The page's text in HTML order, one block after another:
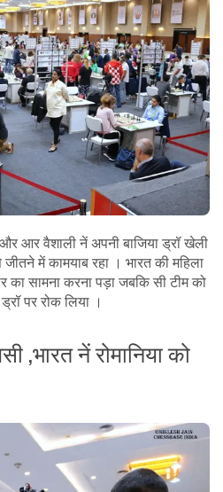
और आर वैशाली नें अपनी बाजिया ड्रॉ खेली
में कामयाब रहा । भारत की महिला
का सामना करना पड़ा जबकि सी टीम को
पर रोक लिया ।
,भारत नें रोमानिया को